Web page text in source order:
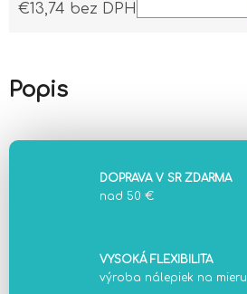
€13,74 bez DPH
Popis
DOPRAVA V SR ZDARMA
nad 50 €
VYSOKÁ FLEXIBILITA
výroba nálepiek na mieru